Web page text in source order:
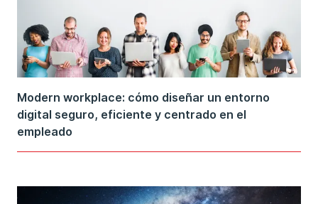
Modern workplace: cómo diseñar un entorno
digital seguro, eficiente y centrado en el
empleado